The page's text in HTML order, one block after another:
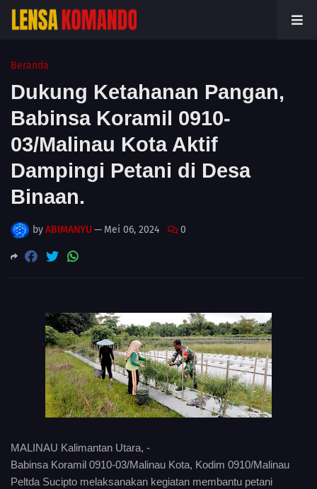
Beranda
Dukung Ketahanan Pangan,
Babinsa Koramil 0910-
03/Malinau Kota Aktif
Dampingi Petani di Desa
Binaan.
byABIMANYU— Mei 06, 2024 0
MALINAU Kalimantan Utara, -
Babinsa Koramil 0910-03/Malinau Kota, Kodim 0910/Malinau
Peltda Sucipto melaksanakan kegiatan membantu petani